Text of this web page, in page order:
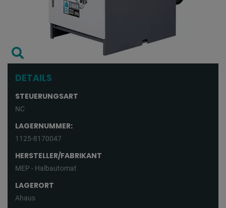
DETAILS
STEUERUNGSART
NC
LAGERNUMMER:
1125-8170047
HERSTELLER/FABRIKANT
MEP - Halbautomat
LAGERORT
Ahaus